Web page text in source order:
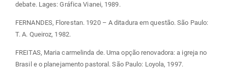
debate. Lages: Gráfica Vianei, 1989.
FERNANDES, Florestan. 1920 – A ditadura em questão. São Paulo:
T. A. Queiroz, 1982.
FREITAS, Maria carmelinda de. Uma opção renovadora: a igreja no
Brasil e o planejamento pastoral. São Paulo: Loyola, 1997.